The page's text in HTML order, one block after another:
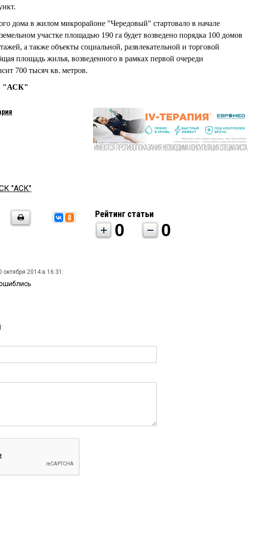
дома в жилом микрорайоне "Чередовый" стартовало в начале
участке площадью 190 га будет возведено порядка 100 домов
а также объекты социальной, развлекательной и торговой
площадь жилья, возведенного в рамках первой очереди
700 тысяч кв. метров.
"АСК"
"АСК"
Рейтинг статьи
0 0
октября 2014 в 16:31: